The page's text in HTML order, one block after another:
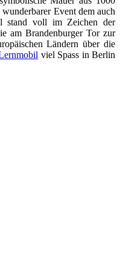
Event dem auch
stand voll im Zeichen der
am Brandenburger Tor zur
Ländern über die
viel Spass in Berlin